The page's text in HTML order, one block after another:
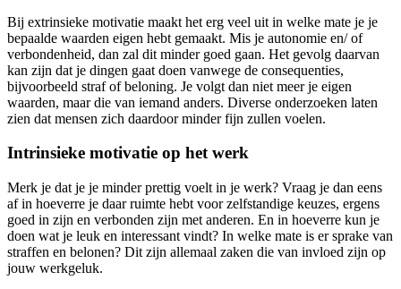
Bij extrinsieke motivatie maakt het erg veel uit in welke mate je je
bepaalde waarden eigen hebt gemaakt. Mis je autonomie en/ of
verbondenheid, dan zal dit minder goed gaan. Het gevolg daarvan
kan zijn dat je dingen gaat doen vanwege de consequenties,
bijvoorbeeld straf of beloning. Je volgt dan niet meer je eigen
waarden, maar die van iemand anders. Diverse onderzoeken laten
zien dat mensen zich daardoor minder fijn zullen voelen.
Intrinsieke motivatie op het werk
Merk je dat je je minder prettig voelt in je werk? Vraag je dan eens
af in hoeverre je daar ruimte hebt voor zelfstandige keuzes, ergens
goed in zijn en verbonden zijn met anderen. En in hoeverre kun je
doen wat je leuk en interessant vindt? In welke mate is er sprake van
straffen en belonen? Dit zijn allemaal zaken die van invloed zijn op
jouw werkgeluk.